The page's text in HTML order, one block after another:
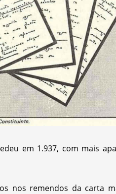
em 1.937, com mais
nos remendos da carta